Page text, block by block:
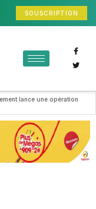
SOUSCRIPTION
lance une opération